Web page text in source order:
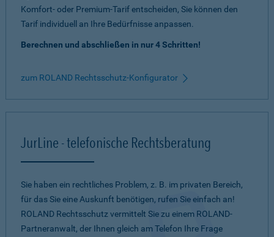
Komfort- oder Premium-Tarif entscheiden, Sie können den
Tarif individuell an Ihre Bedürfnisse anpassen.
Berechnen und abschließen in nur 4 Schritten!
zum ROLAND Rechtsschutz-Konfigurator
JurLine - telefonische Rechtsberatung
Sie haben ein rechtliches Problem, z. B. im privaten Bereich,
für das Sie eine Auskunft benötigen, rufen Sie einfach an!
ROLAND Rechtsschutz vermittelt Sie zu einem ROLAND-
Partneranwalt, der Ihnen gleich am Telefon Ihre Frage